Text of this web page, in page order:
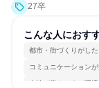
27卒
こんな人におす
都市・街づくりがした
コミュニケーション
女性が働きやすい環境